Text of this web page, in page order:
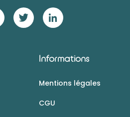
Informations
Mentions légales
CGU